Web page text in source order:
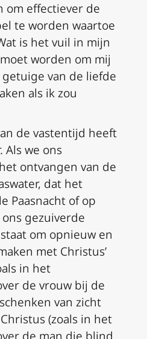
om effectiever de
te worden waartoe
is het vuil in mijn
worden om mij
getuige van de liefde
als ik zou
de vastentijd heeft
Als we ons
ontvangen van de
dat het
Paasnacht of op
gezuiverde
om opnieuw en
met Christus’
in het
de vrouw bij de
van zicht
(zoals in het